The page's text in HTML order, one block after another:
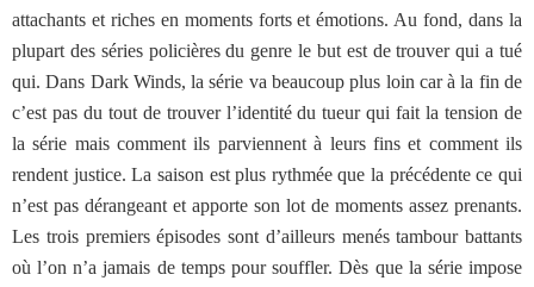
attachants et riches en moments forts et émotions. Au fond, dans la
plupart des séries policières du genre le but est de trouver qui a tué
qui. Dans Dark Winds, la série va beaucoup plus loin car à la fin de
c’est pas du tout de trouver l’identité du tueur qui fait la tension de
la série mais comment ils parviennent à leurs fins et comment ils
rendent justice. La saison est plus rythmée que la précédente ce qui
n’est pas dérangeant et apporte son lot de moments assez prenants.
Les trois premiers épisodes sont d’ailleurs menés tambour battants
où l’on n’a jamais de temps pour souffler. Dès que la série impose